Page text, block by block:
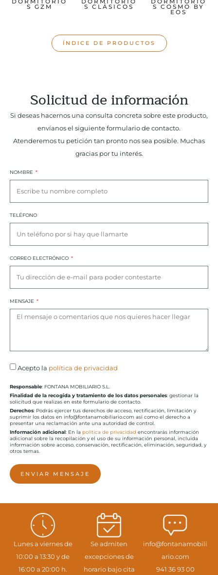
S GZM S CLÁSICOS S COSMO BY
EOS
ÍNDICE DE PRODUCTOS
Solicitud de información
Si deseas hacernos una consulta concreta sobre este producto,
envíanos el siguiente formulario de contacto.
Atenderemos tu petición tan pronto nos sea posible. Muchas
gracias por tu interés.
NOMBRE
TELÉFONO
CORREO ELECTRÓNICO
MENSAJE
Acepto la política de privacidad
Responsable: FONTANA MOBILIARIO S.L.
Finalidad de la recogida y tratamiento de los datos personales: gestionar la
solicitud que realizas en este formulario de contacto.
Derechos: Podrás ejercer tus derechos de acceso, rectificación, limitación y
suprimir los datos en info@fontanamobiliario.com así como el derecho a
presentar una reclamación ante una autoridad de control.
Información adicional: En la política de privacidad encontrarás información
adicional sobre la recopilación y el uso de su información personal, incluida
información sobre acceso, conservación, rectificación, eliminación, seguridad, y
otros temas.
ENVIAR MENSAJE
Lunes a viernes de
10:00 a 13:30 y de
16:00 a 20:00 h.
Se admiten
excepciones de
horario bajo cita
info@fontanamobili
ario.com
941 36 93 00